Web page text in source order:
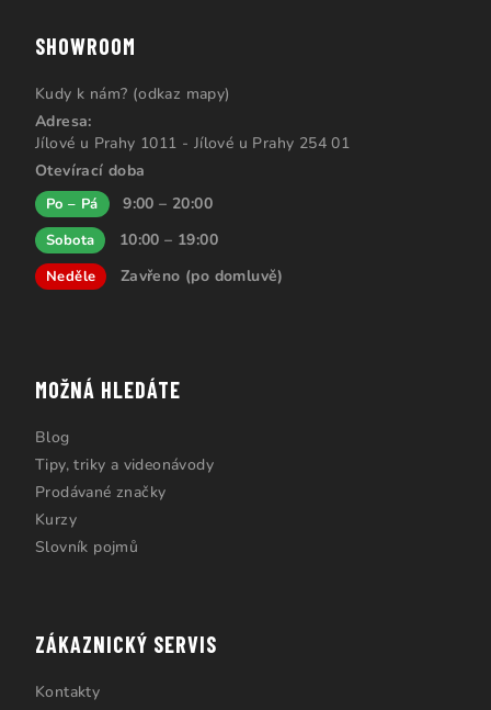
SHOWROOM
Kudy k nám? (odkaz mapy)
Adresa:
Jílové u Prahy 1011 - Jílové u Prahy 254 01
Otevírací doba
Po – Pá 9:00 – 20:00
Sobota 10:00 – 19:00
Neděle Zavřeno (po domluvě)
MOŽNÁ HLEDÁTE
Blog
Tipy, triky a videonávody
Prodávané značky
Kurzy
Slovník pojmů
ZÁKAZNICKÝ SERVIS
Kontakty